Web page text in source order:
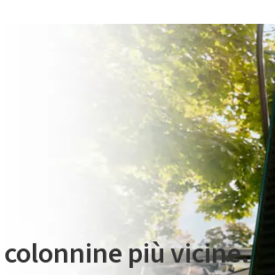
è gestito da Plenitude On The Road
più vicine.